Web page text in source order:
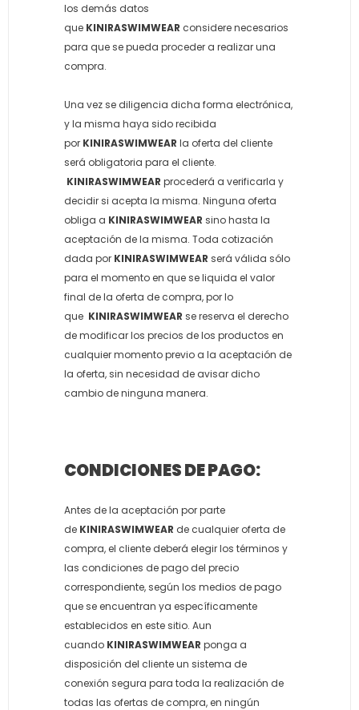
los demás datos
que KINIRASWIMWEAR considere necesarios
para que se pueda proceder a realizar una
compra.
Una vez se diligencia dicha forma electrónica,
y la misma haya sido recibida
por KINIRASWIMWEAR la oferta del cliente
será obligatoria para el cliente.
KINIRASWIMWEAR procederá a verificarla y
decidir si acepta la misma. Ninguna oferta
obliga a KINIRASWIMWEAR sino hasta la
aceptación de la misma. Toda cotización
dada por KINIRASWIMWEAR será válida sólo
para el momento en que se liquida el valor
final de la oferta de compra, por lo
que KINIRASWIMWEAR se reserva el derecho
de modificar los precios de los productos en
cualquier momento previo a la aceptación de
la oferta, sin necesidad de avisar dicho
cambio de ninguna manera.
CONDICIONES DE PAGO:
Antes de la aceptación por parte
de KINIRASWIMWEAR de cualquier oferta de
compra, el cliente deberá elegir los términos y
las condiciones de pago del precio
correspondiente, según los medios de pago
que se encuentran ya específicamente
establecidos en este sitio. Aun
cuando KINIRASWIMWEAR ponga a
disposición del cliente un sistema de
conexión segura para toda la realización de
todas las ofertas de compra, en ningún